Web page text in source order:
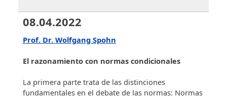
08.04.2022
Prof. Dr. Wolfgang Spohn
El razonamiento con normas condicionales
La primera parte trata de las distinciones
fundamentales en el debate de las normas: Normas